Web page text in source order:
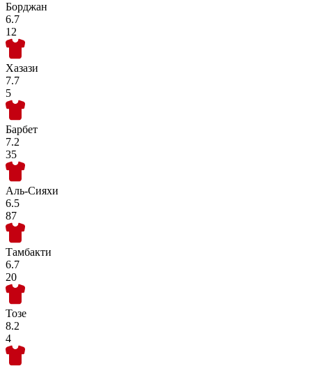
Борджан
6.7
12
Хазази
7.7
5
Барбет
7.2
35
Аль-Сияхи
6.5
87
Тамбакти
6.7
20
Тозе
8.2
4